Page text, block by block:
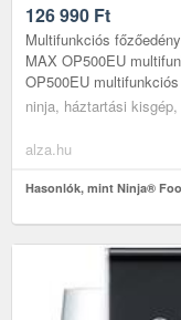
126 990 Ft
Multifunkciós
MAX OP500EU
OP500EU
ninja, háztartási
alza.hu
Hasonlók, mint Ninja®